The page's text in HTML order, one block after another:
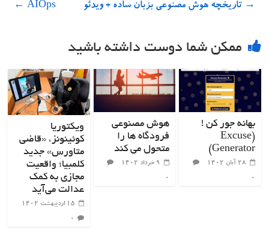
→ تاریخچه هوش مصنوعی بزبان ساده + ویدئو AIOps
←
ممکن شما دوست داشته باشید
بهانه جور کن !
(Excuse
Generator)
۲۸ آبان ۱۴۰۲
۰
هوش مصنوعی
فرودگاه ها را
متحول می کند
۹ خرداد ۱۴۰۲
۰
ویکتوریا
کوئینونز، «قاضی
متاورس» جدید
کلمبیا؛ واقعیت
مجازی به کمک
عدالت می‌آید
۱۵ اردیبهشت ۱۴۰۲
۰